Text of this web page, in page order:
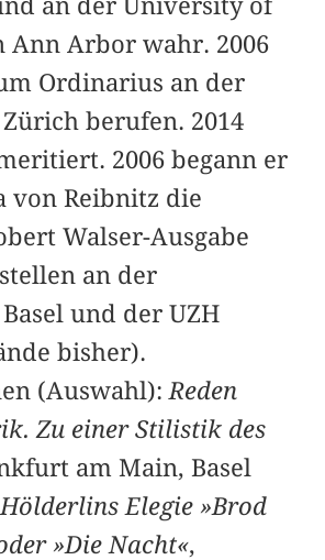
Ann Arbor wahr. 2006
Ordinarius an der
berufen. 2014
2006 begann er
von Reibnitz die
Walser-Ausgabe
an der
und der UZH
bisher).
(Auswahl): Reden
Zu einer Stilistik des
am Main, Basel
Hölderlins Elegie »Brod
»Die Nacht«,